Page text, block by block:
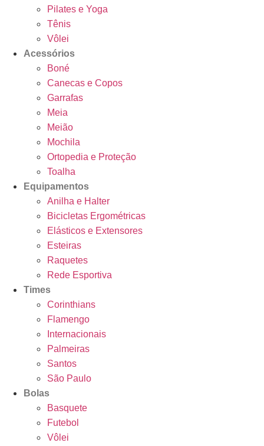
Pilates e Yoga
Tênis
Vôlei
Acessórios
Boné
Canecas e Copos
Garrafas
Meia
Meião
Mochila
Ortopedia e Proteção
Toalha
Equipamentos
Anilha e Halter
Bicicletas Ergométricas
Elásticos e Extensores
Esteiras
Raquetes
Rede Esportiva
Times
Corinthians
Flamengo
Internacionais
Palmeiras
Santos
São Paulo
Bolas
Basquete
Futebol
Vôlei